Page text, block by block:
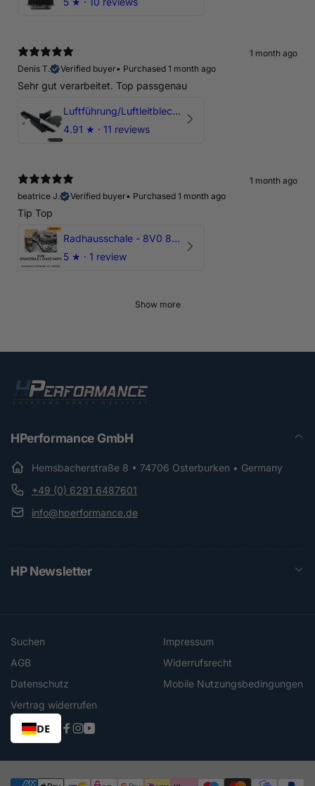
1 month ago
Denis T.
Verified buyer• Purchased 1 month ago
Sehr gut verarbeitet. Top passgenau
Luftführung/Luftleitblech 5" 125mm offene Ansaugung HPerformance
4.91 ★ · 11 reviews
1 month ago
beatrice J.
Verified buyer• Purchased 1 month ago
Tip Top
Radhausschale - 8V0 821 191 C - Original Ersatzteil für Audi RS3 Sportback
5 ★ · 1 review
Show more
HPerformance GmbH
Hemsbacherstraße 8 • 74706 Osterburken • Germany
+49 (0) 6291 6487601
info@hperformance.de
HP Newsletter
Suchen
Impressum
AGB
Widerrufsrecht
Datenschutz
Mobile Nutzungsbedingungen
Vertrag widerrufen
DE
Facebook
Instagram
YouTube